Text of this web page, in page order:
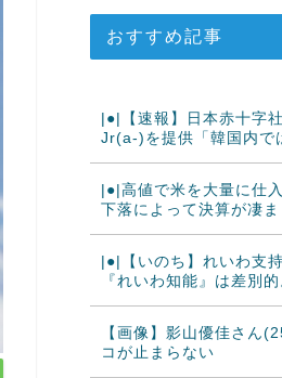
おすすめ記事
|●|【速報】日本赤十字
Jr(a-)を提供「韓国内で
|●|高値で米を大量に仕
下落によって決算が凄ま
|●|【いのち】れいわ支
『れいわ知能』は差別
【画像】影山優佳さん
コが止まらない